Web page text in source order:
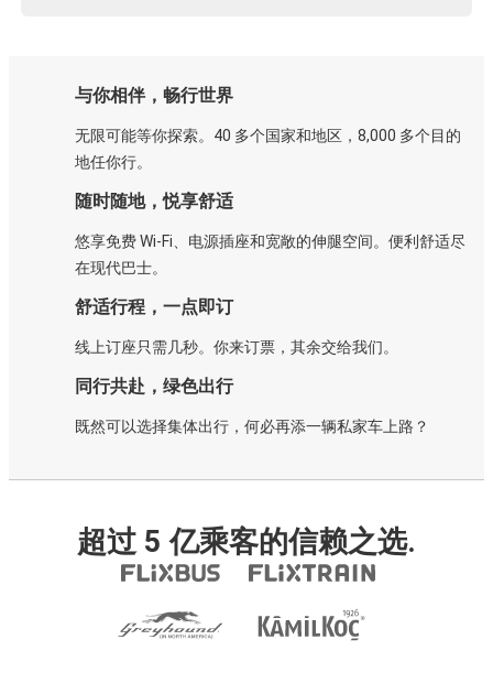
与你相伴，畅行世界
无限可能等你探索。40 多个国家和地区，8,000 多个目的
地任你行。
随时随地，悦享舒适
悠享免费 Wi-Fi、电源插座和宽敞的伸腿空间。便利舒适尽
在现代巴士。
舒适行程，一点即订
线上订座只需几秒。你来订票，其余交给我们。
同行共赴，绿色出行
既然可以选择集体出行，何必再添一辆私家车上路？
超过 5 亿乘客的信赖之选.